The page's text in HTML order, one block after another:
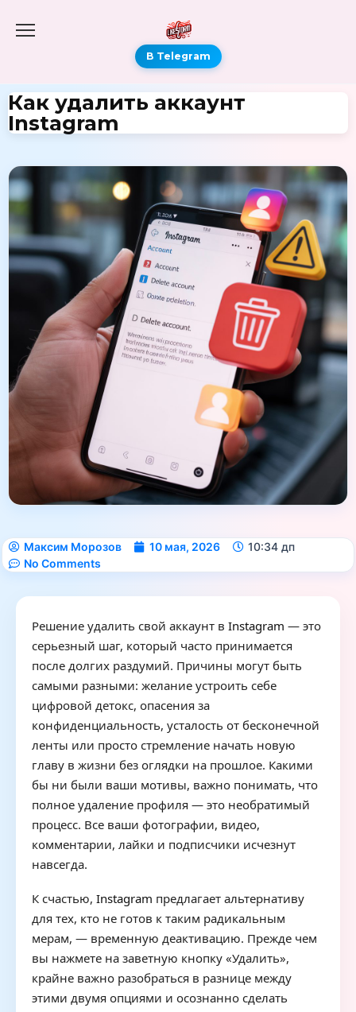
В Telegram
Как удалить аккаунт
Instagram
Максим Морозов 10 мая, 2026
10:34 дп
No Comments
Решение удалить свой аккаунт в Instagram — это
серьезный шаг, который часто принимается
после долгих раздумий. Причины могут быть
самыми разными: желание устроить себе
цифровой детокс, опасения за
конфиденциальность, усталость от бесконечной
ленты или просто стремление начать новую
главу в жизни без оглядки на прошлое. Какими
бы ни были ваши мотивы, важно понимать, что
полное удаление профиля — это необратимый
процесс. Все ваши фотографии, видео,
комментарии, лайки и подписчики исчезнут
навсегда.
К счастью, Instagram предлагает альтернативу
для тех, кто не готов к таким радикальным
мерам, — временную деактивацию. Прежде чем
вы нажмете на заветную кнопку «Удалить»,
крайне важно разобраться в разнице между
этими двумя опциями и осознанно сделать